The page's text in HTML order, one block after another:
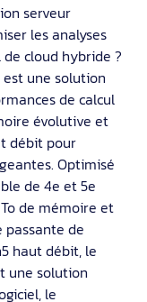
serveur
les analyses
cloud hybride ?
est une solution
de calcul
évolutive et
débit pour
Optimisé
de 4e et 5e
de mémoire et
passante de
haut débit, le
une solution
le